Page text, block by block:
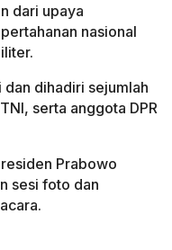
dari upaya
nasional
dihadiri sejumlah
serta anggota DPR
Prabowo
sesi foto dan